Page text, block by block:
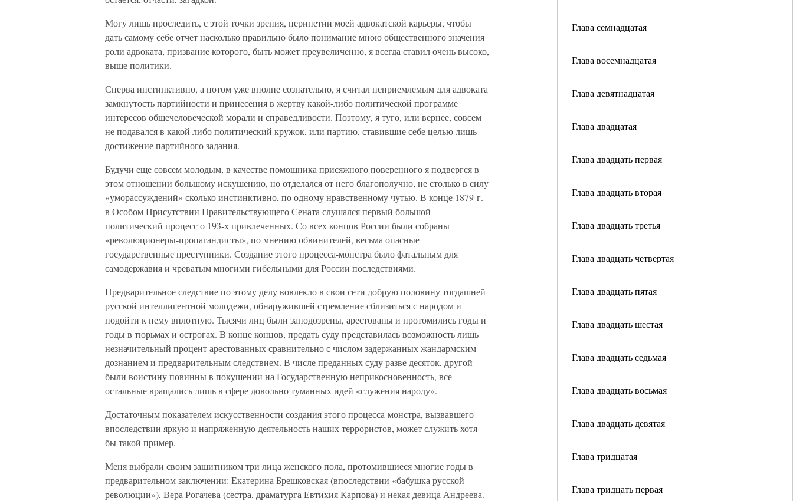
Глава семнадцатая
Глава восемнадцатая
Глава девятнадцатая
Глава двадцатая
Глава двадцать первая
Глава двадцать вторая
Глава двадцать третья
Глава двадцать четвертая
Глава двадцать пятая
Глава двадцать шестая
Глава двадцать седьмая
Глава двадцать восьмая
Глава двадцать девятая
Глава тридцатая
Глава тридцать первая
Могу лишь проследить, с этой точки зрения, перипетии моей адвокатской карьеры, чтобы
дать самому себе отчет насколько правильно было понимание мною общественного значения
роли адвоката, призвание которого, быть может преувеличенно, я всегда ставил очень высоко,
выше политики.
Сперва инстинктивно, а потом уже вполне сознательно, я считал неприемлемым для адвоката
замкнутость партийности и принесения в жертву какой-либо политической программе
интересов общечеловеческой морали и справедливости. Поэтому, я туго, или вернее, совсем
не подавался в какой либо политический кружок, или партию, ставившие себе целью лишь
достижение партийного задания.
Будучи еще совсем молодым, в качестве помощника присяжного поверенного я подвергся в
этом отношении большому искушению, но отделался от него благополучно, не столько в силу
«уморассуждений» сколько инстинктивно, по одному нравственному чутью. В конце 1879 г.
в Особом Присутствии Правительствующего Сената слушался первый большой
политический процесс о 193-х привлеченных. Со всех концов России были собраны
«революционеры-пропагандисты», по мнению обвинителей, весьма опасные
государственные преступники. Создание этого процесса-монстра было фатальным для
самодержавия и чреватым многими гибельными для России последствиями.
Предварительное следствие по этому делу вовлекло в свои сети добрую половину тогдашней
русской интеллигентной молодежи, обнаружившей стремление сблизиться с народом и
подойти к нему вплотную. Тысячи лиц были заподозрены, арестованы и протомились годы и
годы в тюрьмах и острогах. В конце концов, предать суду представилась возможность лишь
незначительный процент арестованных сравнительно с числом задержанных жандармским
дознанием и предварительным следствием. В числе преданных суду разве десяток, другой
были воистину повинны в покушении на Государственную неприкосновенность, все
остальные вращались лишь в сфере довольно туманных идей «служения народу».
Достаточным показателем искусственности создания этого процесса-монстра, вызвавшего
впоследствии яркую и напряженную деятельность наших террористов, может служить хотя
бы такой пример.
Меня выбрали своим защитником три лица женского пола, протомившиеся многие годы в
предварительном заключении: Екатерина Брешковская (впоследствии «бабушка русской
революции»), Вера Рогачева (сестра, драматурга Евтихия Карпова) и некая девица Андреева.